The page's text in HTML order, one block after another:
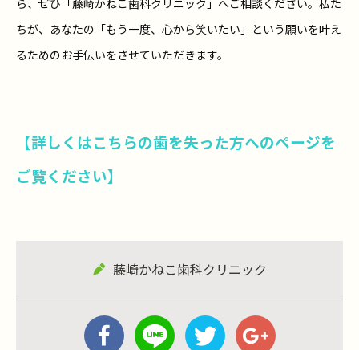
ら、ぜひ「藤崎かねこ歯科クリニック」へご相談ください。私た
ちが、あなたの「もう一度、心から笑いたい」という願いを叶え
るためのお手伝いをさせていただきます。
【詳しくはこちらの歯を失った方へのページを
ご覧ください】
藤崎かねこ歯科クリニック